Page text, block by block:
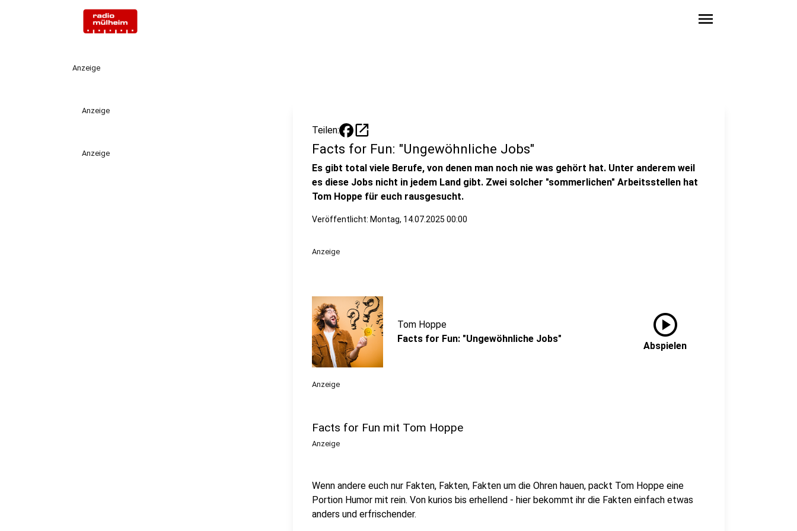
menu
Anzeige
Anzeige
Anzeige
Teilen: open_in_new
Facts for Fun: "Ungewöhnliche Jobs"
Es gibt total viele Berufe, von denen man noch nie was gehört hat. Unter anderem weil
es diese Jobs nicht in jedem Land gibt. Zwei solcher "sommerlichen" Arbeitsstellen hat
Tom Hoppe für euch rausgesucht.
Veröffentlicht: Montag, 14.07.2025 00:00
Anzeige
Tom Hoppe
Facts for Fun: "Ungewöhnliche Jobs"
play_circle
Abspielen
Anzeige
Facts for Fun mit Tom Hoppe
Anzeige
Wenn andere euch nur Fakten, Fakten, Fakten um die Ohren hauen, packt Tom Hoppe eine
Portion Humor mit rein. Von kurios bis erhellend - hier bekommt ihr die Fakten einfach etwas
anders und erfrischender.